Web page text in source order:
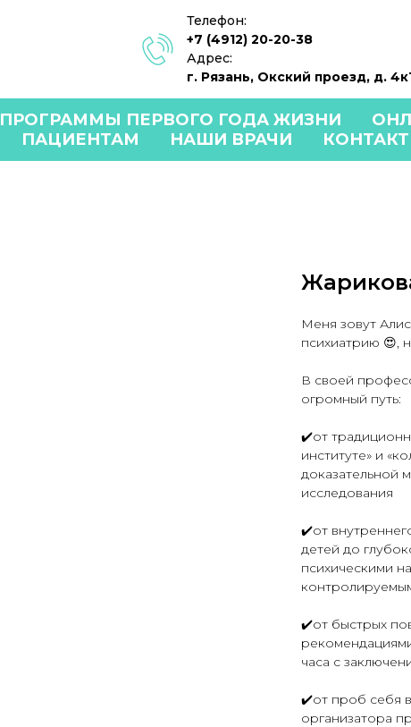
Телефон:
+7 (4912) 20-20-38
Адрес:
г. Рязань, Окский проезд, д.
ПРОГРАММЫ ПЕРВОГО ГОДА ЖИЗНИ
ПАЦИЕНТАМ
НАШИ ВРАЧИ
Меня зовут
психиатрию 😍,
В своей
огромный путь:
✔️от
институте» и
доказательной
исследования
✔️от
детей до
психическими
✔️от быстрых
часа с
✔️от проб себя
организатора